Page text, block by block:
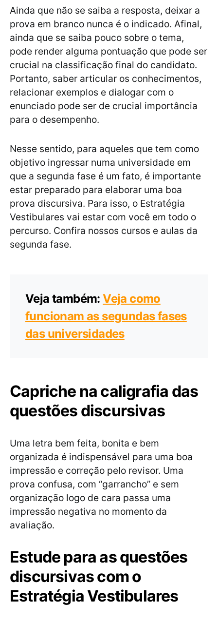
Ainda que não se saiba a resposta, deixar a
prova em branco nunca é o indicado. Afinal,
ainda que se saiba pouco sobre o tema,
pode render alguma pontuação que pode ser
crucial na classificação final do candidato.
Portanto, saber articular os conhecimentos,
relacionar exemplos e dialogar com o
enunciado pode ser de crucial importância
para o desempenho.
Nesse sentido, para aqueles que tem como
objetivo ingressar numa universidade em
que a segunda fase é um fato, é importante
estar preparado para elaborar uma boa
prova discursiva. Para isso, o Estratégia
Vestibulares vai estar com você em todo o
percurso. Confira nossos cursos e aulas da
segunda fase.
Veja também:Veja como
funcionam as segundas fases
das universidades
Capriche na caligrafia das
questões discursivas
Uma letra bem feita, bonita e bem
organizada é indispensável para uma boa
impressão e correção pelo revisor. Uma
prova confusa, com “garrancho” e sem
organização logo de cara passa uma
impressão negativa no momento da
avaliação.
Estude para as questões
discursivas com o
Estratégia Vestibulares